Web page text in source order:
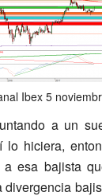
Ibex 5
a un
hiciera,
a esa bajista
divergencia